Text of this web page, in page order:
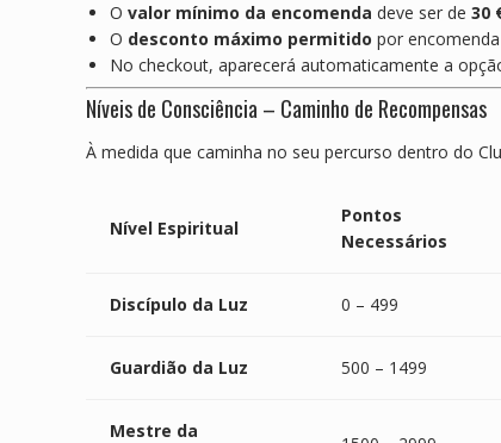
O valor mínimo da encomenda deve ser de 30
O desconto máximo permitido por
No checkout, aparecerá automaticamente a
Níveis de Consciência – Caminho de Recompensas
À medida que caminha no seu percurso dentro do
Nível Espiritual
Pontos
Necessários
Discípulo da Luz 0 – 499
Guardião da Luz 500 – 1499
Mestre da